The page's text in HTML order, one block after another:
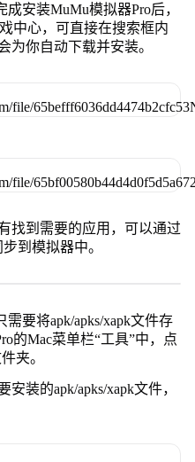
安装MuMu模拟器Pro后，
中心，可直接在搜索框内
为你自动下载并安装。
找到需要的应用，可以通过
到模拟器中。
要将apk/apks/xapk文件存
的Mac菜单栏“工具”中，点
夹。
装的apk/apks/xapk文件，